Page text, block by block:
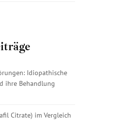
Idiopathische
ihre Behandlung
Citrate) im Vergleich